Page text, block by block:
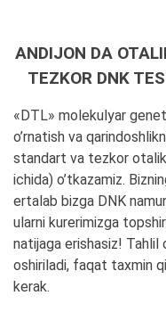
ANDIJON DA
TEZKOR DNK
«DTL» molekulyar
o’rnatish va
standart va tezkor
ichida) o’tkazamiz.
ertalab bizga DNK
ularni kurerimizga
natijaga erishasiz! Tahlil
oshiriladi, faqat taxmin
kerak.